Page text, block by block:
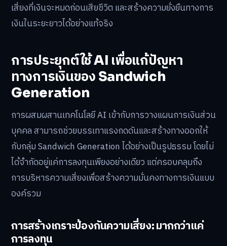
เสี่ยงที่เงินจะหมดก่อนเสียชีวิต และสร้างความยั่งยืนทางการ
เงินในระยะยาวได้อย่างแท้จริง
การประยุกต์ใช้ AI เพื่อแก้ปัญหา
ทางการเงินของ Sandwich
Generation
การผสมผสานเทคโนโลยี AI เข้ากับการวางแผนการเงินส่วน
บุคคล สามารถช่วยบรรเทาแรงกดดันและสร้างทางออกให้
กับกลุ่ม Sandwich Generation ได้อย่างเป็นรูปธรรม โดยไม่
ได้จำกัดอยู่แค่การลงทุนเพียงอย่างเดียว แต่ครอบคลุมถึง
การบริหารความเสี่ยงเพื่อสร้างความมั่นคงทางการเงินแบบ
องค์รวม
การสร้างเกราะป้องกันความเสี่ยง: มากกว่าแค่
การลงทุน